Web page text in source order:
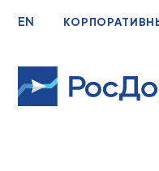
EN